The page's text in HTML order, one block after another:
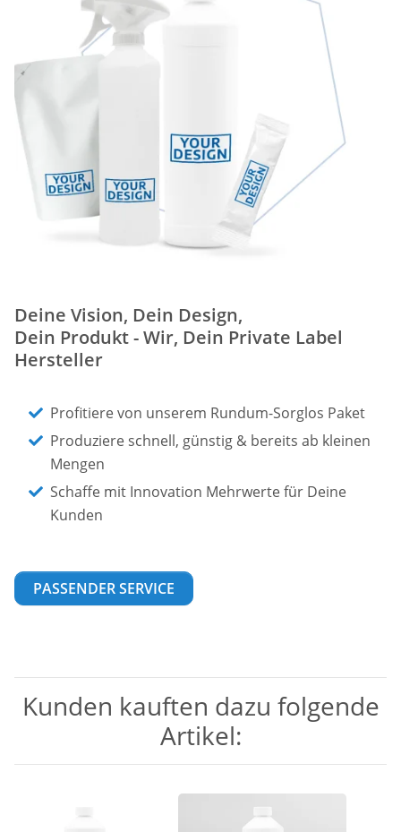
Deine Vision, Dein Design,
Dein Produkt - Wir, Dein Private Label
Hersteller
Profitiere von unserem Rundum-Sorglos Paket
Produziere schnell, günstig & bereits ab kleinen
Mengen
Schaffe mit Innovation Mehrwerte für Deine
Kunden
PASSENDER SERVICE
Kunden kauften dazu folgende
Artikel: